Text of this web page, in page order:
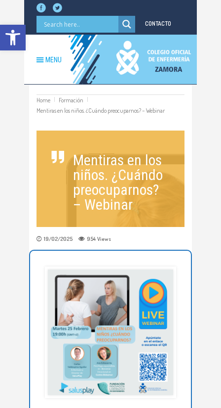
Abrir barra de herramientas CONTACTO
MENU
Home
Formación
Mentiras en los niños. ¿Cuándo preocuparnos? – Webinar
Mentiras en los
niños. ¿Cuándo
preocuparnos?
– Webinar
19/02/2025 954 Views